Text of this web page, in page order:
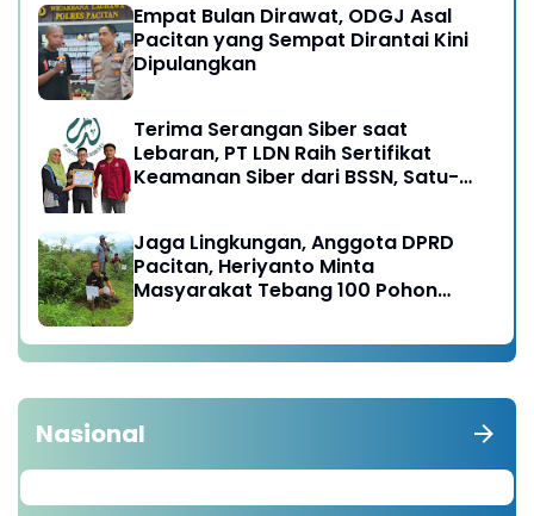
Empat Bulan Dirawat, ODGJ Asal
Pacitan yang Sempat Dirantai Kini
Dipulangkan
Terima Serangan Siber saat
Lebaran, PT LDN Raih Sertifikat
Keamanan Siber dari BSSN, Satu-
Jaga Lingkungan, Anggota DPRD
Pacitan, Heriyanto Minta
Masyarakat Tebang 100 Pohon
Nasional